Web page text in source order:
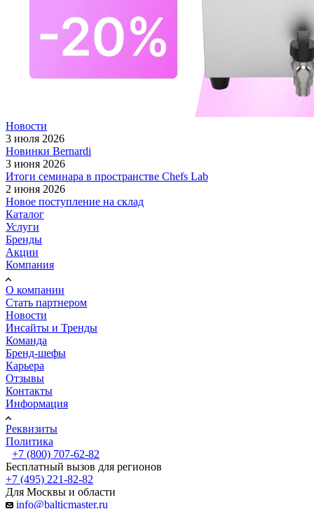
Новости
3 июля 2026
Новинки Bernardi
3 июня 2026
Итоги семинара в пространстве Chefs Lab
2 июня 2026
Новое поступление на склад
Каталог
Услуги
Бренды
Акции
Компания
О компании
Стать партнером
Новости
Инсайты и Тренды
Команда
Бренд-шефы
Карьера
Отзывы
Контакты
Информация
Реквизиты
Политика
+7 (800) 707-62-82
Бесплатный вызов для регионов
+7 (495) 221-82-82
Для Москвы и области
info@balticmaster.ru